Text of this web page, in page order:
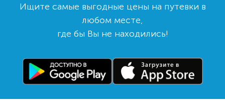
Ищите самые выгодные цены на путевки в
любом месте,
где бы Вы не находились!